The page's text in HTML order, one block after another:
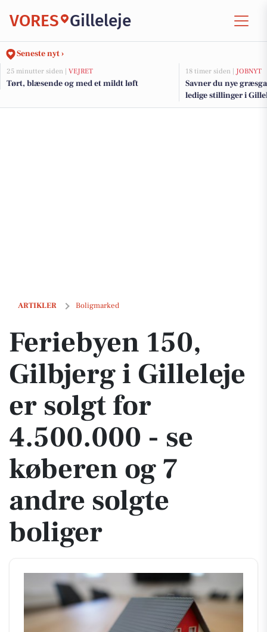
VORES Gilleleje
Seneste nyt ›
25 minutter siden | VEJRET
Tørt, blæsende og med et mildt løft
18 timer siden | JOBNYT
Savner du nye
ledige stillinger i
ARTIKLER Boligmarked
Feriebyen 150, Gilbjerg i Gilleleje er solgt for 4.500.000 - se
Feriebyen 150,
Gilbjerg i Gilleleje
er solgt for
4.500.000 - se
køberen og 7
andre solgte
boliger